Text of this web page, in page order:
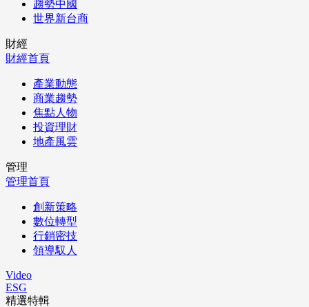
趨勢中國
世界新台商
財經
財經首頁
產業動態
商業趨勢
焦點人物
投資理財
地產風雲
管理
管理首頁
創新策略
數位轉型
行銷密技
領導馭人
Video
ESG
精選特輯